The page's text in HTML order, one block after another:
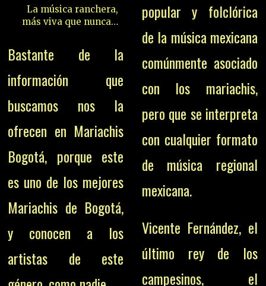
La música ranchera,
más viva que nunca…
Bastante de la
información que
buscamos nos la
ofrecen en Mariachis
Bogotá, porque este
es uno de los mejores
Mariachis de Bogotá,
y conocen a los
artistas de este
popular y folclórica
de la música mexicana
comúnmente asociado
con los mariachis,
pero que se interpreta
con cualquier formato
de música regional
mexicana.
Vicente Fernández, el
último rey de los
campesinos, el